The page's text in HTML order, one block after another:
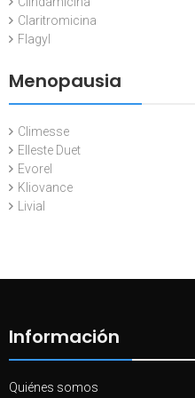
Claritromicina
Flagyl
Menopausia
Climesse
Elleste Duet
Evorel
Kliovance
Livial
Información
Quiénes somos